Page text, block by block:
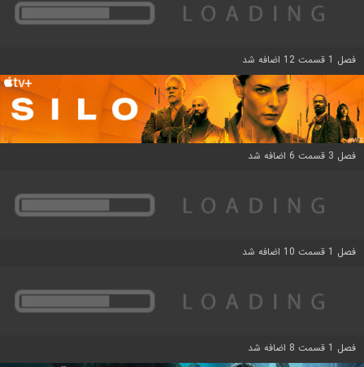
فصل 1 قسمت 12 اضافه شد
فصل 3 قسمت 6 اضافه شد
فصل 1 قسمت 10 اضافه شد
فصل 1 قسمت 8 اضافه شد